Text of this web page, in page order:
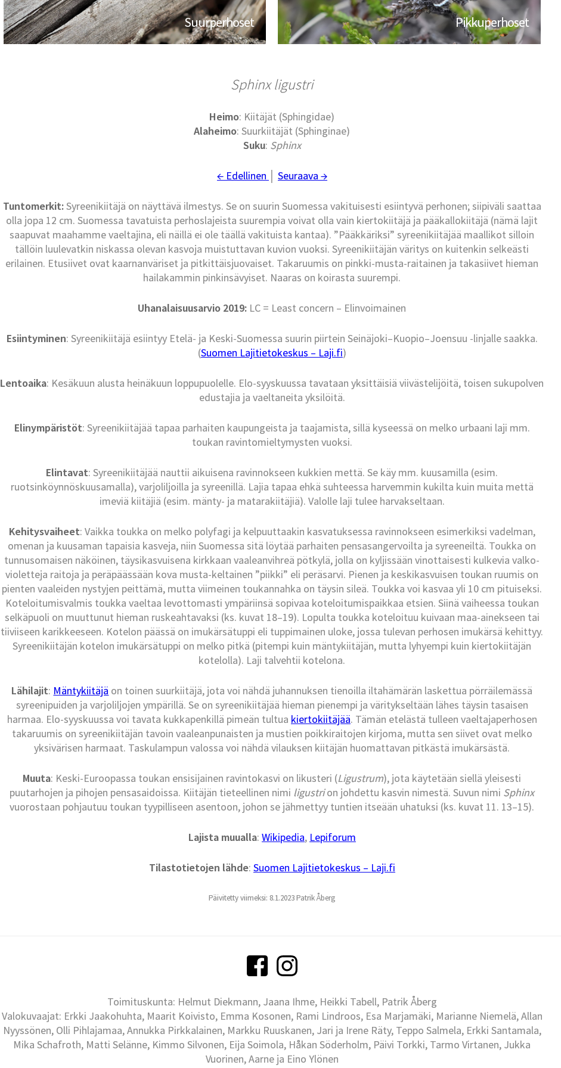
Suurperhoset Pikkuperhoset
Sphinx ligustri
Heimo: Kiitäjät (Sphingidae)
Alaheimo: Suurkiitäjät (Sphinginae)
Suku: Sphinx
← Edellinen Seuraava →
Tuntomerkit:Syreenikiitäjä on näyttävä ilmestys. Se on suurin Suomessa vakituisesti esiintyvä perhonen; siipiväli saattaa
olla jopa 12 cm. Suomessa tavatuista perhoslajeista suurempia voivat olla vain kiertokiitäjä ja pääkallokiitäjä (nämä lajit
saapuvat maahamme vaeltajina, eli näillä ei ole täällä vakituista kantaa). ”Pääkkäriksi” syreenikiitäjää maallikot silloin
tällöin luulevatkin niskassa olevan kasvoja muistuttavan kuvion vuoksi. Syreenikiitäjän väritys on kuitenkin selkeästi
erilainen. Etusiivet ovat kaarnanväriset ja pitkittäisjuovaiset. Takaruumis on pinkki-musta-raitainen ja takasiivet hieman
hailakammin pinkinsävyiset. Naaras on koirasta suurempi.
Uhanalaisuusarvio 2019: LC = Least concern – Elinvoimainen
Esiintyminen: Syreenikiitäjä esiintyy Etelä- ja Keski-Suomessa suurin piirtein Seinäjoki–Kuopio–Joensuu -linjalle saakka.
(Suomen Lajitietokeskus – Laji.fi)
Lentoaika: Kesäkuun alusta heinäkuun loppupuolelle. Elo-syyskuussa tavataan yksittäisiä viivästelijöitä, toisen sukupolven
edustajia ja vaeltaneita yksilöitä.
Elinympäristöt: Syreenikiitäjää tapaa parhaiten kaupungeista ja taajamista, sillä kyseessä on melko urbaani laji mm.
toukan ravintomieltymysten vuoksi.
Elintavat: Syreenikiitäjää nauttii aikuisena ravinnokseen kukkien mettä. Se käy mm. kuusamilla (esim.
ruotsinköynnöskuusamalla), varjoliljoilla ja syreenillä. Lajia tapaa ehkä suhteessa harvemmin kukilta kuin muita mettä
imeviä kiitäjiä (esim. mänty- ja matarakiitäjiä). Valolle laji tulee harvakseltaan.
Kehitysvaiheet: Vaikka toukka on melko polyfagi ja kelpuuttaakin kasvatuksessa ravinnokseen esimerkiksi vadelman,
omenan ja kuusaman tapaisia kasveja, niin Suomessa sitä löytää parhaiten pensasangervoilta ja syreeneiltä. Toukka on
tunnusomaisen näköinen, täysikasvuisena kirkkaan vaaleanvihreä pötkylä, jolla on kyljissään vinottaisesti kulkevia valko-
violetteja raitoja ja peräpäässään kova musta-keltainen ”piikki” eli peräsarvi. Pienen ja keskikasvuisen toukan ruumis on
pienten vaaleiden nystyjen peittämä, mutta viimeinen toukannahka on täysin sileä. Toukka voi kasvaa yli 10 cm pituiseksi.
Koteloitumisvalmis toukka vaeltaa levottomasti ympäriinsä sopivaa koteloitumispaikkaa etsien. Siinä vaiheessa toukan
selkäpuoli on muuttunut hieman ruskeahtavaksi (ks. kuvat 18–19). Lopulta toukka koteloituu kuivaan maa-ainekseen tai
tiiviiseen karikkeeseen. Kotelon päässä on imukärsätuppi eli tuppimainen uloke, jossa tulevan perhosen imukärsä kehittyy.
Syreenikiitäjän kotelon imukärsätuppi on melko pitkä (pitempi kuin mäntykiitäjän, mutta lyhyempi kuin kiertokiitäjän
kotelolla). Laji talvehtii kotelona.
Lähilajit: Mäntykiitäjä on toinen suurkiitäjä, jota voi nähdä juhannuksen tienoilla iltahämärän laskettua pörräilemässä
syreenipuiden ja varjoliljojen ympärillä. Se on syreenikiitäjää hieman pienempi ja väritykseltään lähes täysin tasaisen
harmaa. Elo-syyskuussa voi tavata kukkapenkillä pimeän tultua kiertokiitäjää. Tämän etelästä tulleen vaeltajaperhosen
takaruumis on syreenikiitäjän tavoin vaaleanpunaisten ja mustien poikkiraitojen kirjoma, mutta sen siivet ovat melko
yksivärisen harmaat. Taskulampun valossa voi nähdä vilauksen kiitäjän huomattavan pitkästä imukärsästä.
Muuta: Keski-Euroopassa toukan ensisijainen ravintokasvi on likusteri (Ligustrum), jota käytetään siellä yleisesti
puutarhojen ja pihojen pensasaidoissa. Kiitäjän tieteellinen nimi ligustrion johdettu kasvin nimestä. Suvun nimi Sphinx
vuorostaan pohjautuu toukan tyypilliseen asentoon, johon se jähmettyy tuntien itseään uhatuksi (ks. kuvat 11. 13–15).
Lajista muualla: Wikipedia, Lepiforum
Tilastotietojen lähde: Suomen Lajitietokeskus – Laji.fi
Päivitetty viimeksi: 8.1.2023 Patrik Åberg
Toimituskunta: Helmut Diekmann, Jaana Ihme, Heikki Tabell, Patrik Åberg
Valokuvaajat: Erkki Jaakohuhta, Maarit Koivisto, Emma Kosonen, Rami Lindroos, Esa Marjamäki, Marianne Niemelä, Allan
Nyyssönen, Olli Pihlajamaa, Annukka Pirkkalainen, Markku Ruuskanen, Jari ja Irene Räty, Teppo Salmela, Erkki Santamala,
Mika Schafroth, Matti Selänne, Kimmo Silvonen, Eija Soimola, Håkan Söderholm, Päivi Torkki, Tarmo Virtanen, Jukka
Vuorinen, Aarne ja Eino Ylönen